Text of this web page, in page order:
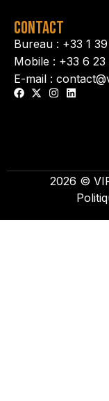
CONTACT
Bureau : +33 1
Mobile : +33 6
E-mail :
2026 ©